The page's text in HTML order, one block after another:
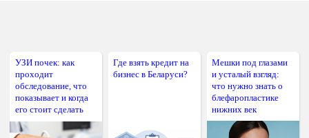
УЗИ почек: как
проходит
обследование, что
показывает и когда
его стоит сделать
Где взять кредит на
бизнес в Беларуси?
Мешки под глазами
и усталый взгляд:
что нужно знать о
блефаропластике
нижних век